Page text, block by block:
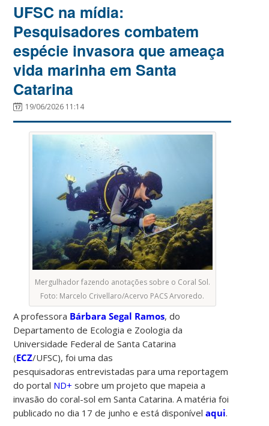
UFSC na mídia:
Pesquisadores combatem
espécie invasora que ameaça
vida marinha em Santa
Catarina
19/06/2026 11:14
Mergulhador fazendo anotações sobre o Coral Sol.
Foto: Marcelo Crivellaro/Acervo PACS Arvoredo.
A professora Bárbara Segal Ramos, do
Departamento de Ecologia e Zoologia da
Universidade Federal de Santa Catarina
(ECZ/UFSC), foi uma das
pesquisadoras entrevistadas para uma reportagem
do portal ND+ sobre um projeto que mapeia a
invasão do coral-sol em Santa Catarina. A matéria foi
publicado no dia 17 de junho e está disponívelaqui.